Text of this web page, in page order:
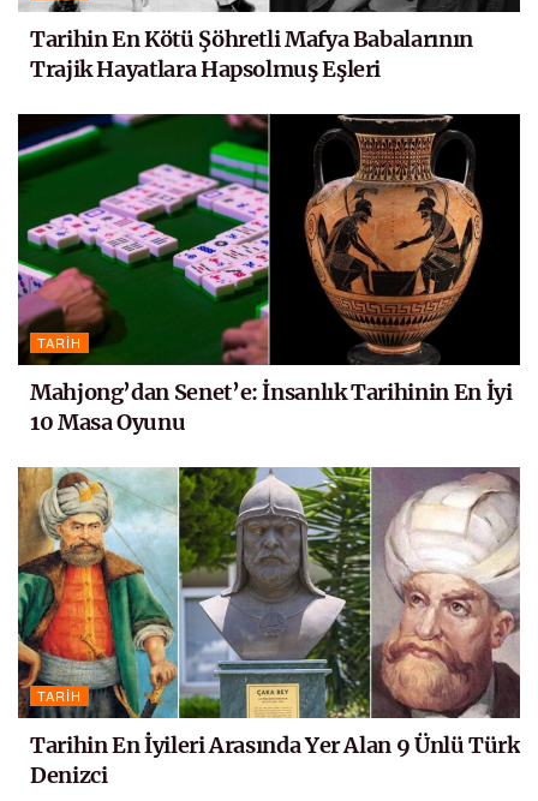
Tarihin En Kötü Şöhretli Mafya Babalarının
Trajik Hayatlara Hapsolmuş Eşleri
TARIH
Mahjong’dan Senet’e: İnsanlık Tarihinin En İyi
10 Masa Oyunu
TARIH
Tarihin En İyileri Arasında Yer Alan 9 Ünlü Türk
Denizci